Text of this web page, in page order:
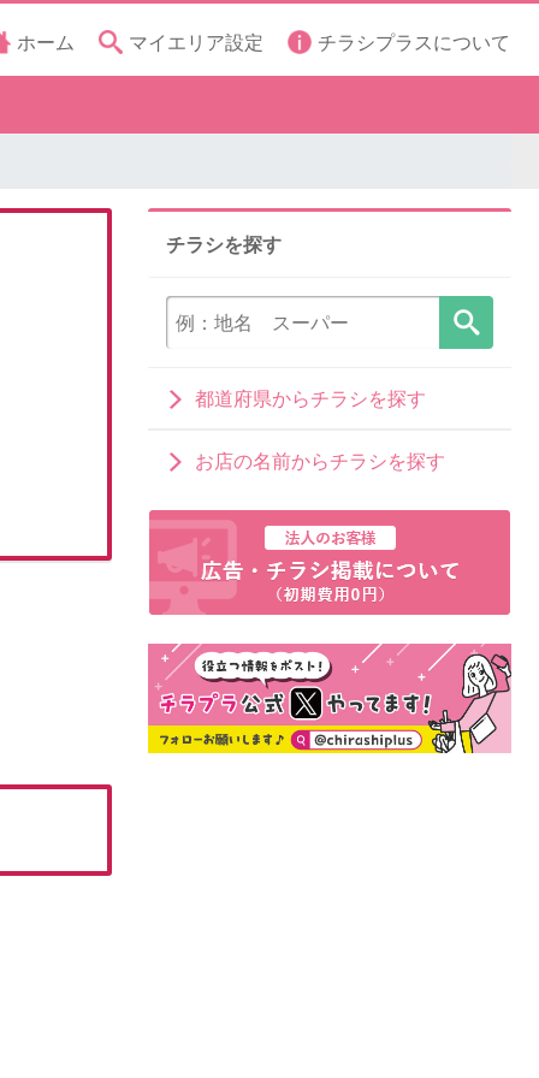
ホーム マイエリア設定 チラシプラスについて
チラシを探す
都道府県からチラシを探す
お店の名前からチラシを探す